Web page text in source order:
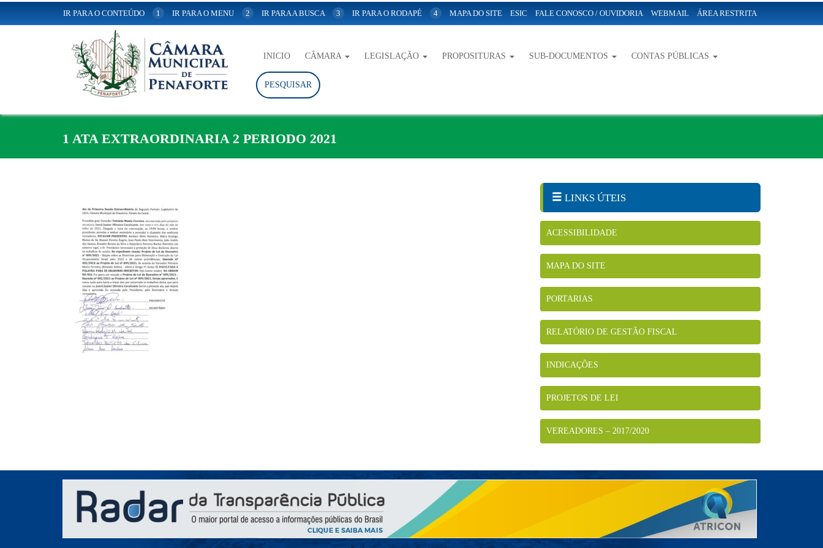
IR PARA O CONTEÚDO 1 IR PARA O MENU 2 IR PARA A BUSCA 3 IR PARA O RODAPÉ 4 MAPA DO SITE ESIC FALE CONOSCO / OUVIDORIA WEBMAIL ÁREA RESTRITA
INICIO CÂMARA LEGISLAÇÃO PROPOSITURAS SUB-DOCUMENTOS CONTAS PÚBLICAS
PESQUISAR
1 ATA EXTRAORDINARIA 2 PERIODO 2021
LINKS ÚTEIS
ACESSIBILIDADE
MAPA DO SITE
PORTARIAS
RELATÓRIO DE GESTÃO FISCAL
INDICAÇÕES
PROJETOS DE LEI
VEREADORES – 2017/2020